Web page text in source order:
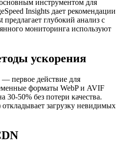
инструментом для
Insights дает рекомендации
глубокий анализ с
мониторинга используют
ускорения
первое действие для
форматы WebP и AVIF
30-50% без потери качества.
загрузку невидимых